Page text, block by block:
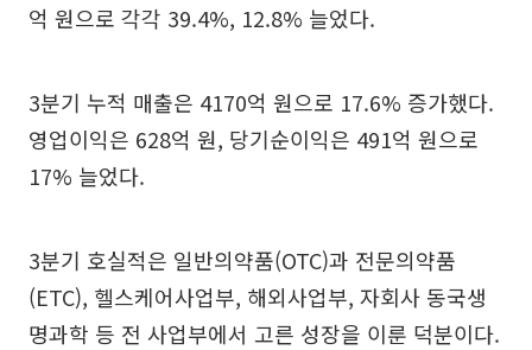
억 원으로 각각 39.4%, 12.8% 늘었다.
3분기 누적 매출은 4170억 원으로 17.6% 증가했다.
영업이익은 628억 원, 당기순이익은 491억 원으로
17% 늘었다.
3분기 호실적은 일반의약품(OTC)과 전문의약품
(ETC), 헬스케어사업부, 해외사업부, 자회사 동국생
명과학 등 전 사업부에서 고른 성장을 이룬 덕분이다.